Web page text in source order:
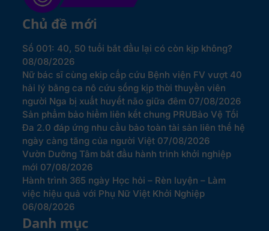
Chủ đề mới
Số 001: 40, 50 tuổi bắt đầu lại có còn kịp không?
08/08/2026
Nữ bác sĩ cùng ekip cấp cứu Bệnh viện FV vượt 40
hải lý bằng ca nô cứu sống kịp thời thuyền viên
người Nga bị xuất huyết não giữa đêm 07/08/2026
Sản phẩm bảo hiểm liên kết chung PRUBảo Vệ Tối
Đa 2.0 đáp ứng nhu cầu bảo toàn tài sản liên thế hệ
ngày càng tăng của người Việt 07/08/2026
Vườn Dưỡng Tâm bắt đầu hành trình khởi nghiệp
mới 07/08/2026
Hành trình 365 ngày Học hỏi – Rèn luyện – Làm
việc hiệu quả với Phụ Nữ Việt Khởi Nghiệp
06/08/2026
Danh mục